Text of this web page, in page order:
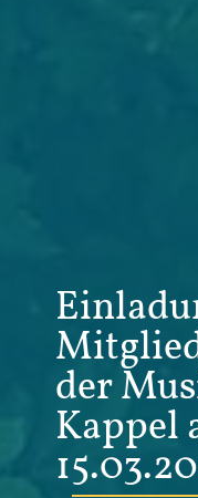
der
Kappel